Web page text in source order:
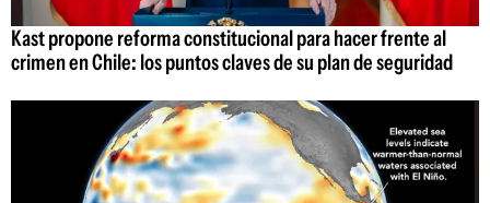
Kast propone reforma constitucional para hacer frente al
crimen en Chile: los puntos claves de su plan de seguridad